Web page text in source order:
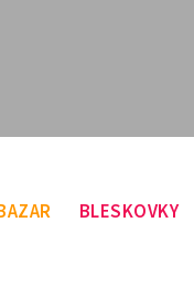
BLESKOVKY